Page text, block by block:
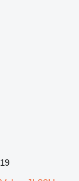
19